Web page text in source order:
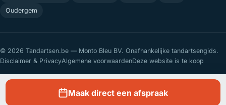
Oudergem
© 2026 Tandartsen.be — Monto Bleu BV. Onafhankelijke tandartsengids.
Disclaimer & PrivacyAlgemene voorwaardenDeze website is te koop
Maak direct een afspraak